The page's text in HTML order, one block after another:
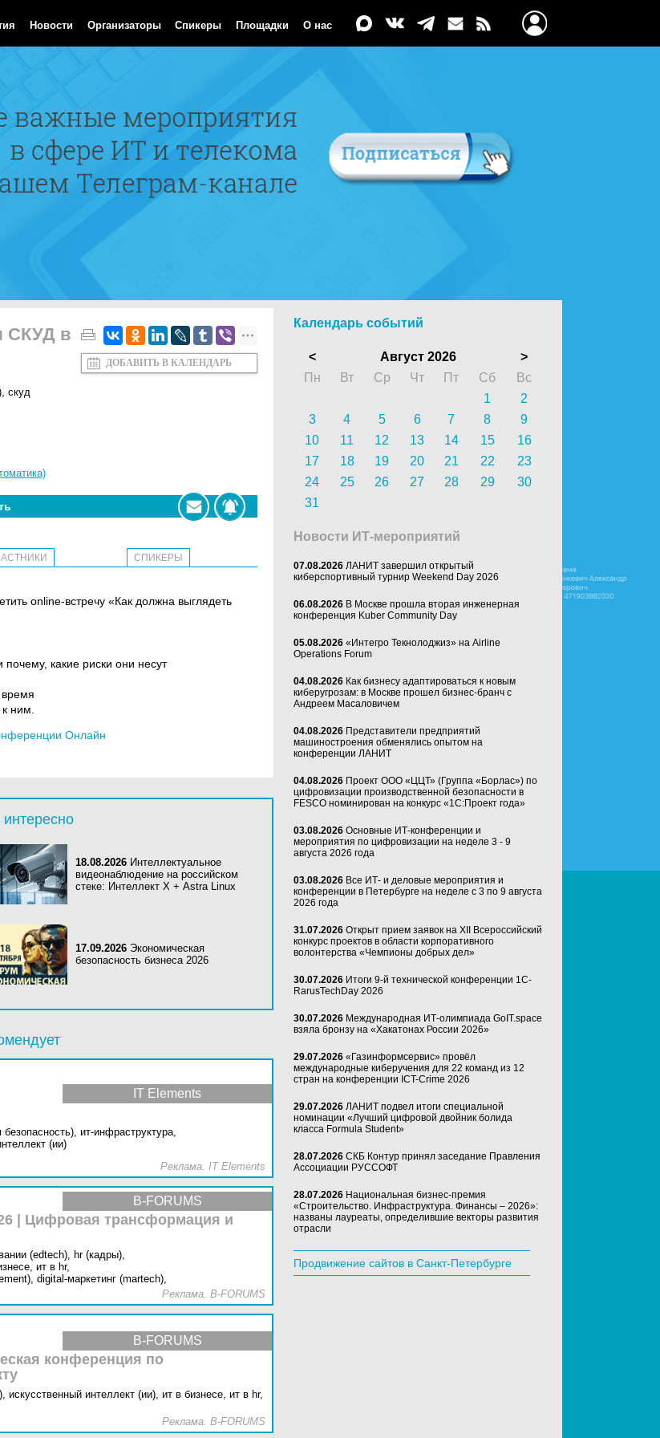
Новости Организаторы Спикеры Площадки О нас
СКУД в
ДОБАВИТЬ В КАЛЕНДАРЬ
, скуд
СПИКЕРЫ
online-встречу «Как должна выглядеть
почему, какие риски они несут
время
ним.
Онлайн
18.08.2026 Интеллектуальное
видеонаблюдение на российском
стеке: Интеллект Х + Astra Linux
17.09.2026 Экономическая
безопасность бизнеса 2026
IT Elements
ит-инфраструктура,
(ии)
Реклама. IT Elements
B-FORUMS
| Цифровая трансформация и
(edtech), hr (кадры),
ит в hr,
digital-маркетинг (martech),
Реклама. B-FORUMS
B-FORUMS
конференция по
искусственный интеллект (ии), ит в бизнесе, ит в hr,
Реклама. B-FORUMS
Календарь событий
< Август 2026
>
Пн
Вт Ср Чт Пт Сб
Вс
1
2
3
4 5 6 7 8
9
10
11 12 13 14 15
16
17
18 19 20 21 22
23
24
25 26 27 28 29
30
31
Новости ИТ-мероприятий
07.08.2026 ЛАНИТ завершил открытый
киберспортивный турнир Weekend Day 2026
06.08.2026 В Москве прошла вторая инженерная
конференция Kuber Community Day
05.08.2026 «Интегро Текнолоджиз» на Airline
Operations Forum
04.08.2026 Как бизнесу адаптироваться к новым
киберугрозам: в Москве прошел бизнес-бранч с
Андреем Масаловичем
04.08.2026 Представители предприятий
машиностроения обменялись опытом на
конференции ЛАНИТ
04.08.2026 Проект ООО «ЦЦТ» (Группа «Борлас») по
цифровизации производственной безопасности в
FESCO номинирован на конкурс «1С:Проект года»
03.08.2026 Основные ИТ-конференции и
мероприятия по цифровизации на неделе 3 - 9
августа 2026 года
03.08.2026 Все ИТ- и деловые мероприятия и
конференции в Петербурге на неделе с 3 по 9 августа
2026 года
31.07.2026 Открыт прием заявок на XII Всероссийский
конкурс проектов в области корпоративного
волонтерства «Чемпионы добрых дел»
30.07.2026 Итоги 9-й технической конференции 1C-
RarusTechDay 2026
30.07.2026 Международная ИТ-олимпиада GoIT.space
взяла бронзу на «Хакатонах России 2026»
29.07.2026 «Газинформсервис» провёл
международные киберучения для 22 команд из 12
стран на конференции ICT-Crime 2026
29.07.2026 ЛАНИТ подвел итоги специальной
номинации «Лучший цифровой двойник болида
класса Formula Student»
28.07.2026 СКБ Контур принял заседание Правления
Ассоциации РУССОФТ
28.07.2026 Национальная бизнес-премия
«Строительство. Инфраструктура. Финансы – 2026»:
названы лауреаты, определившие векторы развития
отрасли
Продвижение сайтов в Санкт-Петербурге